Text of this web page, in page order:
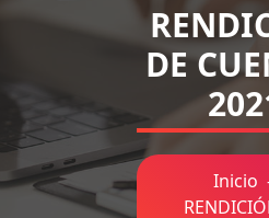
DE
Inicio